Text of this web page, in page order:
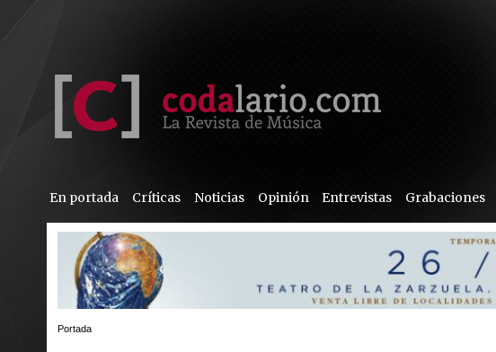
En portada Críticas Noticias Opinión Entrevistas Grabaciones
Portada